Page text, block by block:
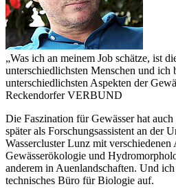
„Was ich an meinem Job schätze, ist
unterschiedlichsten Menschen und ich
unterschiedlichsten Aspekten der
ReckendorferVERBUND
Die Faszination für Gewässer hat
später als Forschungsassistent an der
Wassercluster Lunz mit verschiedenen
Gewässerökologie und
anderem in Auenlandschaften. Und
technisches Büro für Biologie auf.